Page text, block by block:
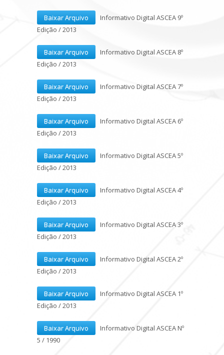
Baixar Arquivo
Informativo Digital ASCEA 9º
Edição / 2013
Baixar Arquivo
Informativo Digital ASCEA 8º
Edição / 2013
Baixar Arquivo
Informativo Digital ASCEA 7º
Edição / 2013
Baixar Arquivo
Informativo Digital ASCEA 6º
Edição / 2013
Baixar Arquivo
Informativo Digital ASCEA 5º
Edição / 2013
Baixar Arquivo
Informativo Digital ASCEA 4º
Edição / 2013
Baixar Arquivo
Informativo Digital ASCEA 3º
Edição / 2013
Baixar Arquivo
Informativo Digital ASCEA 2º
Edição / 2013
Baixar Arquivo
Informativo Digital ASCEA 1º
Edição / 2013
Baixar Arquivo
Informativo Digital ASCEA Nº
5 / 1990